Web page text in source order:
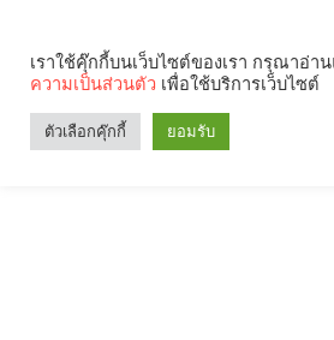
เราใช้คุ๊กกี้บนเว็บไซต์ของเรา กรุณาอ่า
ความเป็นส่วนตัว เพื่อใช้บริการเว็บไซต์
ตัวเลือกคุ๊กกี้ ยอมรับ